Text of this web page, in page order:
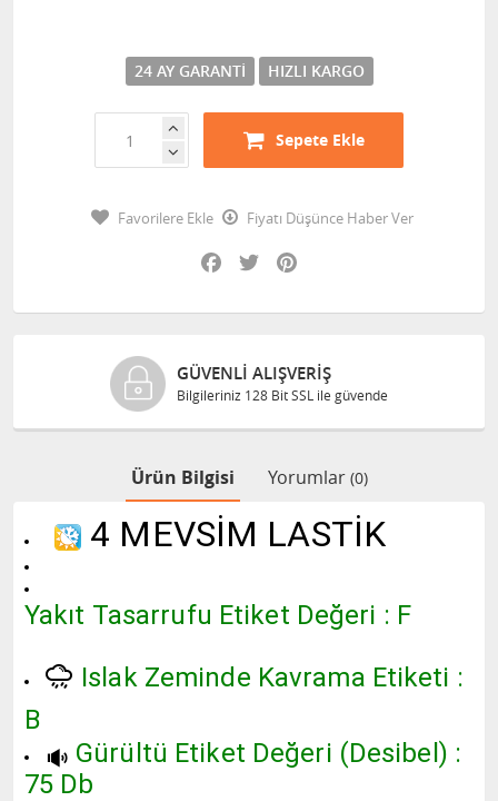
24 AY GARANTI HIZLI KARGO
Sepete Ekle
Favorilere Ekle
Fiyatı Düşünce Haber Ver
Facebook
Twitter
GÜVENLI ALIŞVERIŞ
Bilgileriniz 128 Bit SSL ile güvende
Ürün Bilgisi Yorumlar (0)
4 MEVSİM LASTİK
Yakıt Tasarrufu Etiket Değeri : F
Islak Zeminde Kavrama Etiketi :
B
Gürültü Etiket Değeri (Desibel) :
75 Db